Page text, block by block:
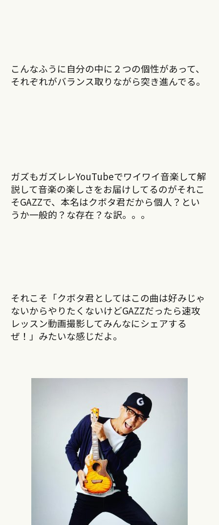
こんなふうに自分の中に２つの個性があって、
それぞれがバランス取りながら突き進んでる。
ガズもガズレレYouTubeでワイワイ音楽して解
説して音楽の楽しさをお届けしてるのがそれこ
そGAZZで、本名はクボタ君だから個人？とい
うか一般的？な存在？な訳。。。
それこそ「クボタ君としてはこの曲は好みじゃ
ないからやりたくないけどGAZZだったら速攻
レッスン動画撮影してみんなにシェアする
ぜ！」みたいな感じだよ。